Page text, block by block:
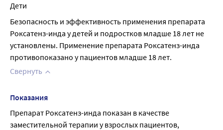
Дети
Безопасность и эффективность применения препарата
Роксатенз-инда у детей и подростков младше 18 лет не
установлены. Применение препарата Роксатенз-инда
противопоказано у пациентов младше 18 лет.
Свернуть
Показания
Препарат Роксатенз-инда показан в качестве
заместительной терапии у взрослых пациентов,